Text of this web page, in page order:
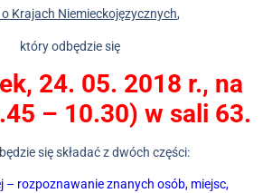
o Krajach Niemieckojęzycznych,
który odbędzie się
24. 05. 2018 r., na
– 10.30) w sali 63.
się składać z dwóch części:
– rozpoznawanie znanych osób, miejsc,